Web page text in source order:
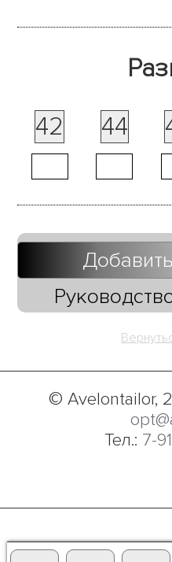
42
44
© Avelontailor,
Тел.: 7-